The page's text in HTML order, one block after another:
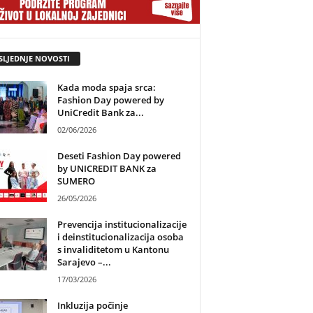
NOVOSTI
Kada moda spaja srca:
Fashion Day powered by
UniCredit Bank za...
02/06/2026
Deseti Fashion Day powered
by UNICREDIT BANK za
SUMERO
26/05/2026
Prevencija institucionalizacije
i deinstitucionalizacija osoba
s invaliditetom u Kantonu
Sarajevo –...
17/03/2026
Inkluzija počinje